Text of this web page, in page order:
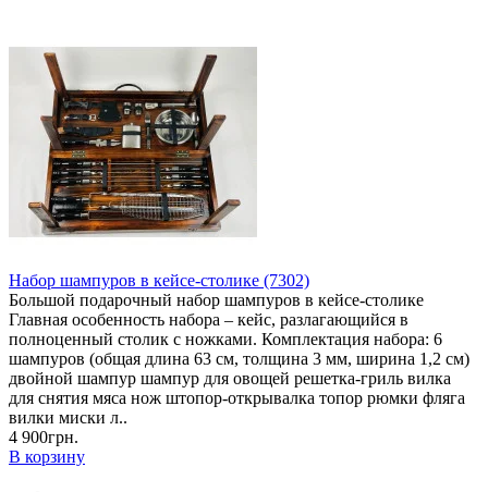
Набор шампуров в кейсе-столике (7302)
Большой подарочный набор шампуров в кейсе-столике
Главная особенность набора – кейс, разлагающийся в
полноценный столик с ножками. Комплектация набора: 6
шампуров (общая длина 63 см, толщина 3 мм, ширина 1,2 см)
двойной шампур шампур для овощей решетка-гриль вилка
для снятия мяса нож штопор-открывалка топор рюмки фляга
вилки миски л..
4 900грн.
В корзину